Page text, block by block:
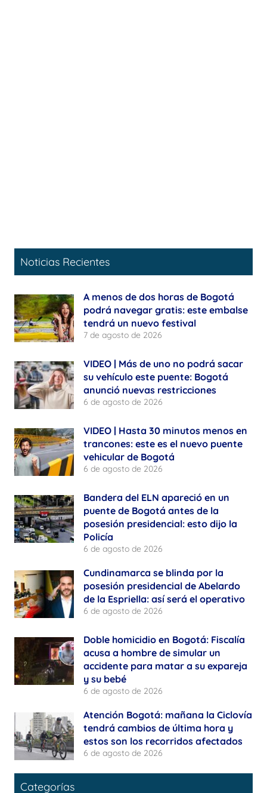
Noticias Recientes
A menos de dos horas de Bogotá
podrá navegar gratis: este embalse
tendrá un nuevo festival
7 de agosto de 2026
VIDEO | Más de uno no podrá sacar
su vehículo este puente: Bogotá
anunció nuevas restricciones
6 de agosto de 2026
VIDEO | Hasta 30 minutos menos en
trancones: este es el nuevo puente
vehicular de Bogotá
6 de agosto de 2026
Bandera del ELN apareció en un
puente de Bogotá antes de la
posesión presidencial: esto dijo la
Policía
6 de agosto de 2026
Cundinamarca se blinda por la
posesión presidencial de Abelardo
de la Espriella: así será el operativo
6 de agosto de 2026
Doble homicidio en Bogotá: Fiscalía
acusa a hombre de simular un
accidente para matar a su expareja
y su bebé
6 de agosto de 2026
Atención Bogotá: mañana la Ciclovía
tendrá cambios de última hora y
estos son los recorridos afectados
6 de agosto de 2026
Categorías